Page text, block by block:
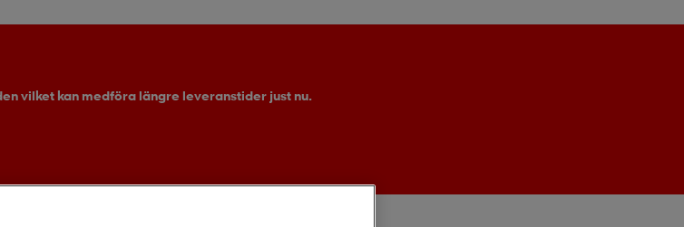
vilket kan medföra längre leveranstider just nu.